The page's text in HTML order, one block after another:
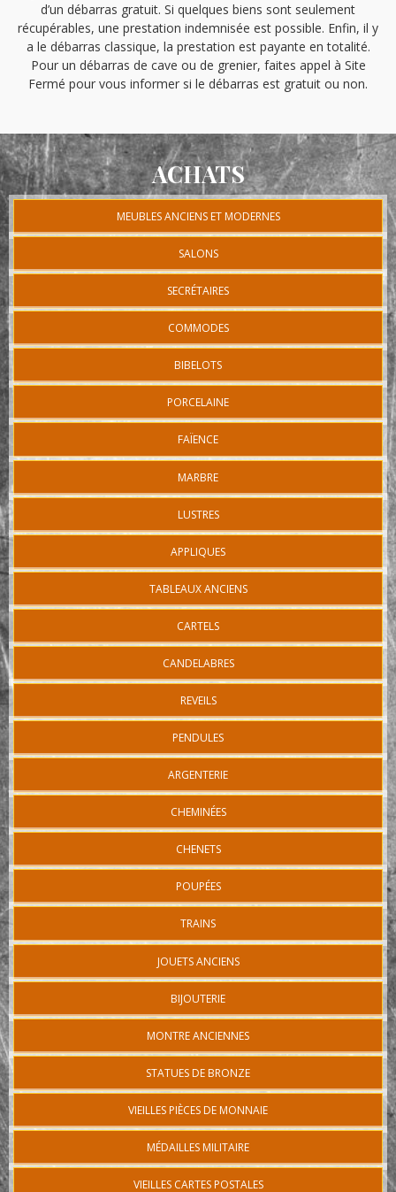
d’un débarras gratuit. Si quelques biens sont seulement
récupérables, une prestation indemnisée est possible. Enfin, il y
a le débarras classique, la prestation est payante en totalité.
Pour un débarras de cave ou de grenier, faites appel à Site
Fermé pour vous informer si le débarras est gratuit ou non.
ACHATS
MEUBLES ANCIENS ET MODERNES
SALONS
SECRÉTAIRES
COMMODES
BIBELOTS
PORCELAINE
FAÏENCE
MARBRE
LUSTRES
APPLIQUES
TABLEAUX ANCIENS
CARTELS
CANDELABRES
REVEILS
PENDULES
ARGENTERIE
CHEMINÉES
CHENETS
POUPÉES
TRAINS
JOUETS ANCIENS
BIJOUTERIE
MONTRE ANCIENNES
STATUES DE BRONZE
VIEILLES PIÈCES DE MONNAIE
MÉDAILLES MILITAIRE
VIEILLES CARTES POSTALES